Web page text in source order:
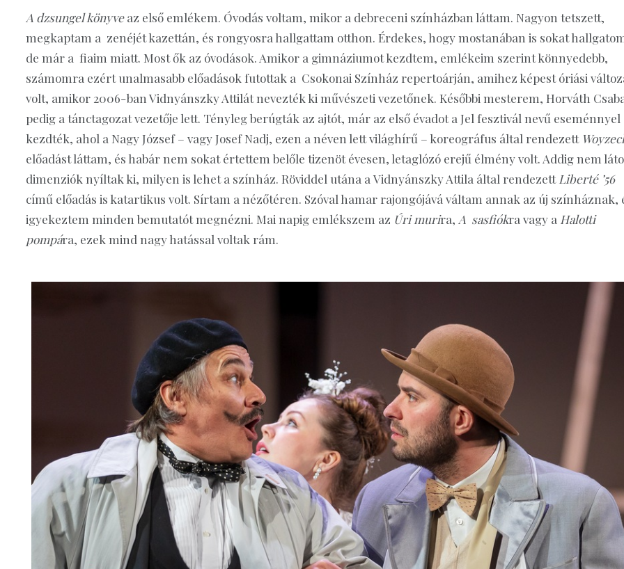
A dzsungel könyveaz első emlékem. Óvodás voltam, mikor a debreceni színházban láttam. Nagyon tetszett,
megkaptam a zenéjét kazettán, és rongyosra hallgattam otthon. Érdekes, hogy mostanában is sokat
de már a fiaim miatt. Most ők az óvodások. Amikor a gimnáziumot kezdtem, emlékeim szerint könnyedebb,
számomra ezért unalmasabb előadások futottak a Csokonai Színház repertoárján, amihez képest óriási
volt, amikor 2006-ban Vidnyánszky Attilát nevezték ki művészeti vezetőnek. Későbbi mesterem, Horváth
pedig a tánctagozat vezetője lett. Tényleg berúgták az ajtót, már az első évadot a Jel fesztivál nevű eseménnyel
kezdték, ahol a Nagy József – vagy Josef Nadj, ezen a néven lett világhírű – koreográfus által rendezett
előadást láttam, és habár nem sokat értettem belőle tizenöt évesen, letaglózó erejű élmény volt. Addig nem
dimenziók nyíltak ki, milyen is lehet a színház. Röviddel utána a Vidnyánszky Attila által rendezett Liberté ’56
című előadás is katartikus volt. Sírtam a nézőtéren. Szóval hamar rajongójává váltam annak az új színháznak,
igyekeztem minden bemutatót megnézni. Mai napig emlékszem az Úri murira, A sasfiókra vagy a Halotti
pompára, ezek mind nagy hatással voltak rám.